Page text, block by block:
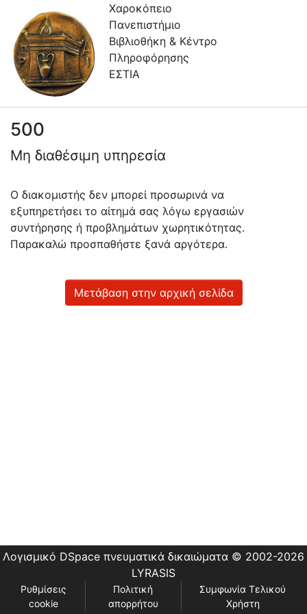
Χαροκόπειο
Πανεπιστήμιο
Βιβλιοθήκη & Κέντρο
Πληροφόρησης
ΕΣΤΙΑ
Πληροφορίες
Επικοινωνία
Υπηρεσίες
Αυτοαπόθεσης
Ανοιχτά
Δεδομένα
500
Μη διαθέσιμη υπηρεσία
Ο διακομιστής δεν μπορεί προσωρινά να
εξυπηρετήσει το αίτημά σας λόγω εργασιών
συντήρησης ή προβλημάτων χωρητικότητας.
Παρακαλώ προσπαθήστε ξανά αργότερα.
Μετάβαση στην αρχική σελίδα
Λογισμικό DSpace πνευματικά δικαιώματα © 2002-2026
LYRASIS
Ρυθμίσεις
cookie
Πολιτική
απορρήτου
Συμφωνία Τελικού
Χρήστη